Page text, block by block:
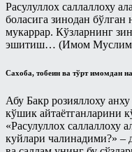
Расулуллох саллаллоху
боласига зинодан
мукаррар. Кўзларнинг
эшитиш… (Имом Муслим
Сахоба, тобеин ва тўрт имомдан
Абу Бакр розияллоху
кўшик айтаётганларини
«Расулуллох саллаллоху
куйлари чалинадими?» –